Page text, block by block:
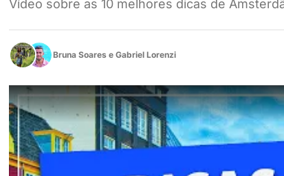
Vídeo sobre as 10 melhores dicas de
Bruna Soares e Gabriel Lorenzi